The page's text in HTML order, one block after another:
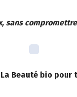
Beauté bio pour